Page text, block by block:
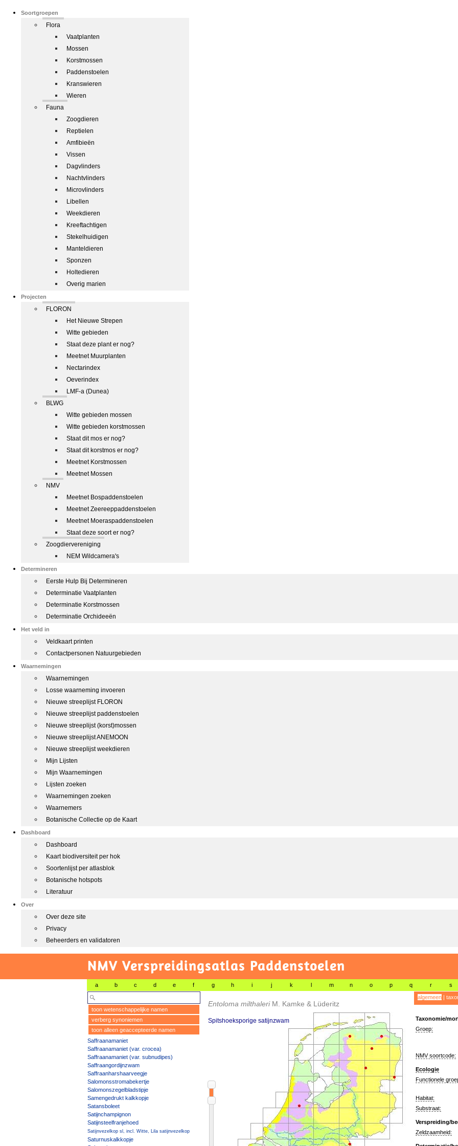
Soortgroepen
Flora
Vaatplanten
Mossen
Korstmossen
Paddenstoelen
Kranswieren
Wieren
Fauna
Zoogdieren
Reptielen
Amfibieën
Vissen
Dagvlinders
Nachtvlinders
Microvlinders
Libellen
Weekdieren
Kreeftachtigen
Stekelhuidigen
Manteldieren
Sponzen
Holtedieren
Overig marien
Projecten
FLORON
Het Nieuwe Strepen
Witte gebieden
Staat deze plant er nog?
Meetnet Muurplanten
Nectarindex
Oeverindex
LMF-a (Dunea)
BLWG
Witte gebieden mossen
Witte gebieden korstmossen
Staat dit mos er nog?
Staat dit korstmos er nog?
Meetnet Korstmossen
Meetnet Mossen
NMV
Meetnet Bospaddenstoelen
Meetnet Zeereeppaddenstoelen
Meetnet Moeraspaddenstoelen
Staat deze soort er nog?
Zoogdiervereniging
NEM Wildcamera's
Determineren
Eerste Hulp Bij Determineren
Determinatie Vaatplanten
Determinatie Korstmossen
Determinatie Orchideeën
Het veld in
Veldkaart printen
Contactpersonen Natuurgebieden
Waarnemingen
Waarnemingen
Losse waarneming invoeren
Nieuwe streeplijst FLORON
Nieuwe streeplijst paddenstoelen
Nieuwe streeplijst (korst)mossen
Nieuwe streeplijst ANEMOON
Nieuwe streeplijst weekdieren
Mijn Lijsten
Mijn Waarnemingen
Lijsten zoeken
Waarnemingen zoeken
Waarnemers
Botanische Collectie op de Kaart
Dashboard
Dashboard
Kaart biodiversiteit per hok
Soortenlijst per atlasblok
Botanische hotspots
Literatuur
Over
Over deze site
Privacy
Beheerders en validatoren
NMV Verspreidingsatlas Paddenstoelen
a b c d e f g h i j k l m n o p q r s
toon wetenschappelijke namen
verberg synoniemen
toon alleen geaccepteerde namen
Saffraanamaniet
Saffraanamaniet (var. crocea)
Saffraanamaniet (var. subnudipes)
Saffraangordijnzwam
Saffraanharshaarveegje
Salomonsstromabekertje
Salomonszegelbladstipje
Samengedrukt kalkkopje
Satansboleet
Satijnchampignon
Satijnsteelfranjehoed
Satijnvezelkop sl, incl. Witte, Lila satijnvezelkop
Saturnuskalkkopje
Entoloma milthaleri M. Kamke & Lüderitz
Spitshoeksporige satijnzwam
algemeen|
Taxonomie/
Groep:
NMV soortcode:
Ecologie
Functionele
Habitat:
Substraat:
Verspreiding/
Zeldzaamheid: